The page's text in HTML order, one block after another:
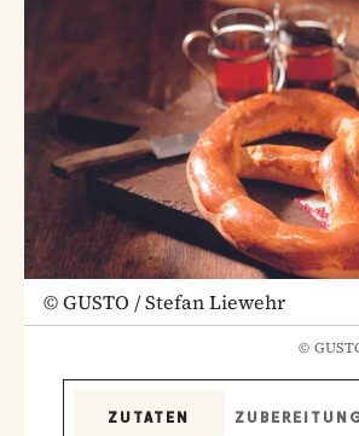
©GUSTO / Stefan Liewehr
©
ZUTATEN